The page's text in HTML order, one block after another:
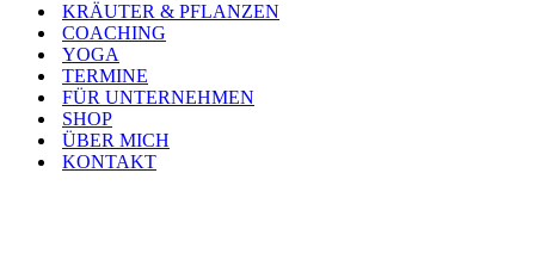
KRÄUTER & PFLANZEN
COACHING
YOGA
TERMINE
FÜR UNTERNEHMEN
SHOP
ÜBER MICH
KONTAKT